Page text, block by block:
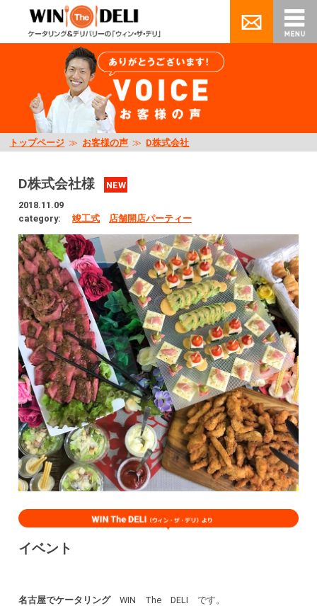
トップページ ≫ お客様の声 ≫ D株式会社
D株式会社様
NEW
2018.11.09
category:
竣工式 店舗開店パーティー
イベント
名古屋でケータリングWIN The DELI です。